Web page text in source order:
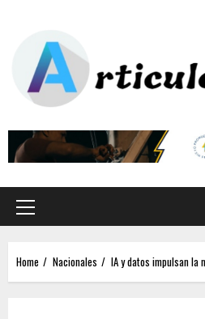
Home Nacionales IA y datos impulsan la